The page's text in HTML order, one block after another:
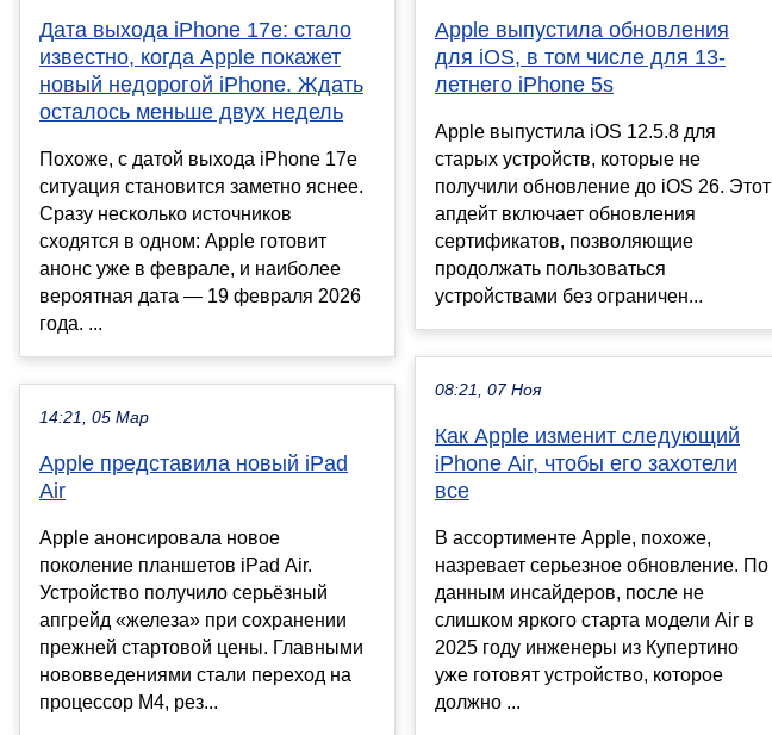
Дата выхода iPhone 17e: стало
известно, когда Apple покажет
новый недорогой iPhone. Ждать
осталось меньше двух недель
Похоже, с датой выхода iPhone 17e
ситуация становится заметно яснее.
Сразу несколько источников
сходятся в одном: Apple готовит
анонс уже в феврале, и наиболее
вероятная дата — 19 февраля 2026
года. ...
14:21, 05 Мар
Apple представила новый iPad
Air
Apple анонсировала новое
поколение планшетов iPad Air.
Устройство получило серьёзный
апгрейд «железа» при сохранении
прежней стартовой цены. Главными
нововведениями стали переход на
процессор M4, рез...
Apple выпустила обновления
для iOS, в том числе для 13-
летнего iPhone 5s
Apple выпустила iOS 12.5.8 для
старых устройств, которые не
получили обновление до iOS 26. Этот
апдейт включает обновления
сертификатов, позволяющие
продолжать пользоваться
устройствами без ограничен...
08:21, 07 Ноя
Как Apple изменит следующий
iPhone Air, чтобы его захотели
все
В ассортименте Apple, похоже,
назревает серьезное обновление. По
данным инсайдеров, после не
слишком яркого старта модели Air в
2025 году инженеры из Купертино
уже готовят устройство, которое
должно ...